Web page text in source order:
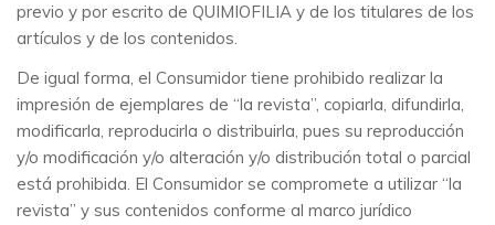
previo y por escrito de QUIMIOFILIA y de los titulares de los
artículos y de los contenidos.
De igual forma, el Consumidor tiene prohibido realizar la
impresión de ejemplares de “la revista”, copiarla, difundirla,
modificarla, reproducirla o distribuirla, pues su reproducción
y/o modificación y/o alteración y/o distribución total o parcial
está prohibida. El Consumidor se compromete a utilizar “la
revista” y sus contenidos conforme al marco jurídico